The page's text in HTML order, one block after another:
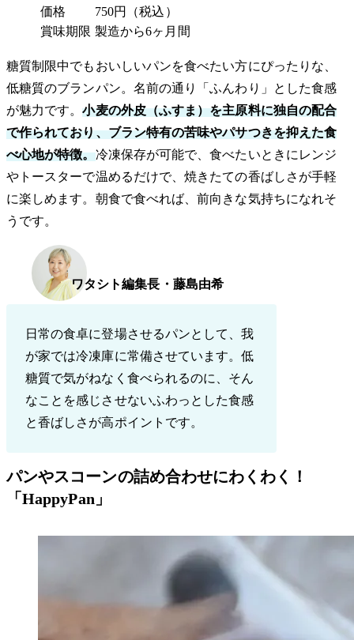
価格
750円（税込）
賞味期限 製造から6ヶ月間
糖質制限中でもおいしいパンを食べたい方にぴったりな、
低糖質のブランパン。名前の通り「ふんわり」とした食感
が魅力です。小麦の外皮（ふすま）を主原料に独自の配合
で作られており、ブラン特有の苦味やパサつきを抑えた食
べ心地が特徴。冷凍保存が可能で、食べたいときにレンジ
やトースターで温めるだけで、焼きたての香ばしさが手軽
に楽しめます。朝食で食べれば、前向きな気持ちになれそ
うです。
ワタシト編集長・藤島由希
日常の食卓に登場させるパンとして、我
が家では冷凍庫に常備させています。低
糖質で気がねなく食べられるのに、そん
なことを感じさせないふわっとした食感
と香ばしさが高ポイントです。
パンやスコーンの詰め合わせにわくわく！
「HappyPan」